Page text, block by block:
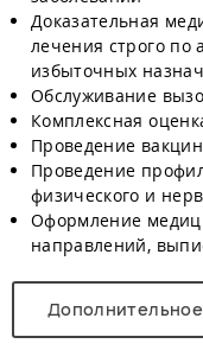
Доказательная
лечения строго по
избыточных
Обслуживание
Комплексная
Проведение
Проведение
физического и
Оформление
направлений,